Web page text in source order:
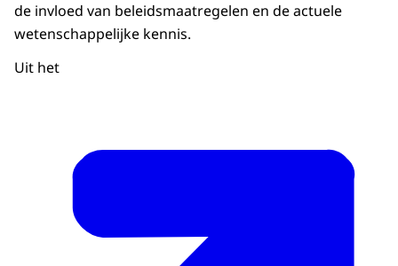
de invloed van beleidsmaatregelen en de actuele
wetenschappelijke kennis.
Uit het